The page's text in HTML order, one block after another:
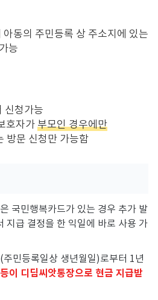
동의 주민등록 상 주소지에 있는
능
신청가능
호자가 부모인 경우에만
방문 신청만 가능함
국민행복카드가 있는 경우 추가 발
지급 결정을 한 익일에 바로 사용 가
주민등록일상 생년월일)로부터 1년
이 디딤씨앗통장으로 현금 지급받